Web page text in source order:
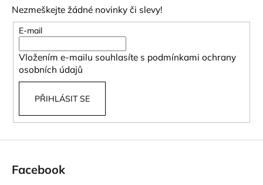
Nezmeškejte žádné novinky či slevy!
E-mail
Vložením e-mailu souhlasíte s podmínkami ochrany
osobních údajů
PŘIHLÁSIT SE
Facebook